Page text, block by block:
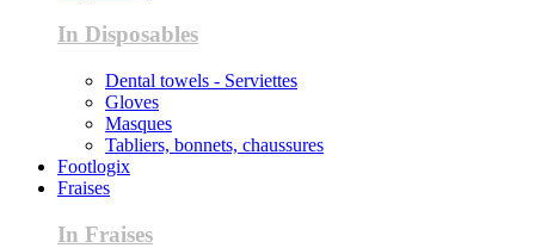
In Disposables
Dental towels - Serviettes
Gloves
Masques
Tabliers, bonnets, chaussures
Footlogix
Fraises
In Fraises